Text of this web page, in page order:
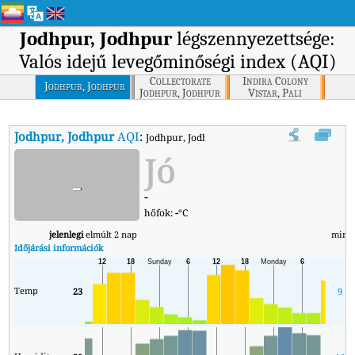
Jodhpur, Jodhpurlégszennyezettsége:
Valós idejű levegőminőségi index (AQI)
Jodhpur, Jodhpur
Collectorate
Jodhpur, Jodhpur
Indira Colony
Vistar, Pali
Jodhpur, JodhpurAQI:Jodhpur, Jodhpur valós idejű levegőminőségi
- Jó
-
hőfok:-°C
jelenlegielmúlt 2 nap min
Időjárási információk
Temp 23 9